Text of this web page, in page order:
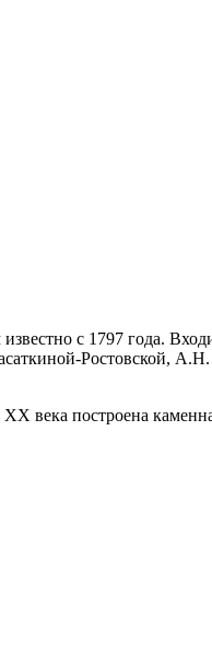
с 1797 года.
Ростовской, А.Н.
века построена